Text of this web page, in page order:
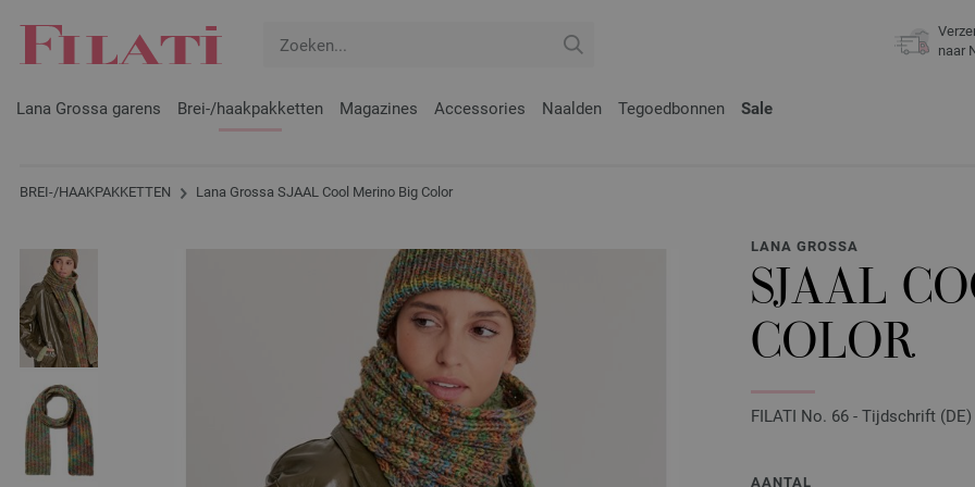
naar
Lana Grossa garens Brei-/haakpakketten Magazines Accessories Naalden Tegoedbonnen Sale
BREI-/HAAKPAKKETTEN Lana Grossa SJAAL Cool Merino Big Color
LANA GROSSA
SJAAL
COLOR
FILATI No. 66 - Tijdschrift
AANTAL